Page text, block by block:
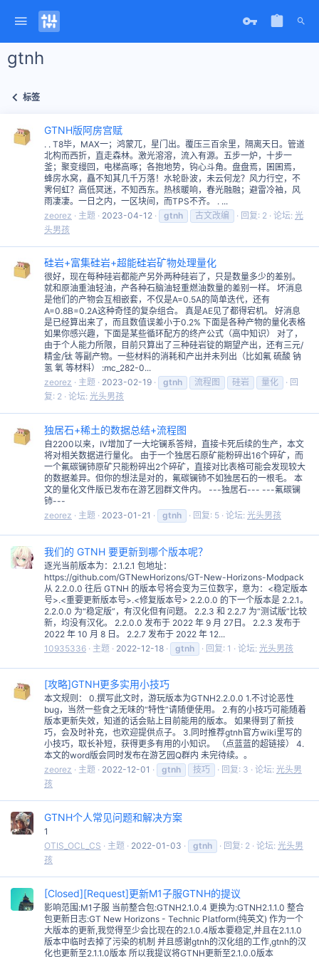
gtnh
标签
GTNH版阿房宫赋
. . T8毕，MAX一；鸿蒙兀，星门出。覆压三百余里，隔离天日。管道
北构而西折，直走森林。激光溶溶，流入有源。五步一炉，十步一
釜；聚变缦回，电梯高啄；各抱地势，钩心斗角。盘盘焉，囷囷焉，
蜂房水窝，矗不知其几千万落！水轮卧波，未云何龙？风力行空，不
霁何虹？高低冥迷，不知西东。热核暖响，春光融融；避雷冷袖，风
雨凄凄。一日之内，一区块间，而TPS不齐。 . ...
zeorez
主题 2023-04-12 gtnh 古文改编 回复: 2 论坛: 光
头男孩
硅岩+富集硅岩+超能硅岩矿物处理量化
很好，现在每种硅岩都能产另外两种硅岩了，只是数量多少的差别。
就和原油重油轻油，产各种石脑油轻重燃油数量的差别一样。 坏消息
是他们的产物会互相嵌套，不仅是A=0.5A的简单迭代，还有
A=0.8B=0.2A这种奇怪的复杂组合。 真是AE见了都得宕机。 好消息
是已经算出来了，而且数值误差小于0.2% 下面是各种产物的量化表格
如果你感兴趣，下面是某些循环配方的终产公式（高中知识） 对了，
由于个人能力所限，目前只算出了三种硅岩锭的期望产出，还有三元/
精金/钛 等副产物。一些材料的消耗和产出并未列出（比如氟 硫酸 钠
氢 氧 等材料） :mc_282-0...
zeorez
主题 2023-02-19 gtnh 流程图 硅岩 量化
回
复: 2 论坛: 光头男孩
独居石+稀土的数据总结+流程图
自2200以来，IV增加了一大坨镧系答辩，直接卡死后续的生产，本文
将对相关数据进行量化。 由于一个独居石原矿能粉碎出16个碎矿，而
一个氟碳镧铈原矿只能粉碎出2个碎矿，直接对比表格可能会发现较大
的数据差异。但你的想法是对的，氟碳镧铈不如独居石的一根毛。 本
文的量化文件版已发布在游艺园群文件内。 ---独居石--- ---氟碳镧
铈---
zeorez
主题 2023-01-21 gtnh 回复: 5 论坛: 光头男孩
我们的 GTNH 要更新到哪个版本呢？
逐光当前版本为：2.1.2.1 包地址：
https://github.com/GTNewHorizons/GT-New-Horizons-Modpack
从 2.2.0.0 往后 GTNH 的版本号将会变为三位数字，意为：<稳定版本
号>.<重要更新版本号>.<修复版本号> 2.2.0.0 的下一个版本是 2.2.1。
2.2.0.0 为“稳定版”，有汉化但有问题。 2.2.3 和 2.2.7 为“测试版”比较
新，均没有汉化。 2.2.0.0 发布于 2022 年 9 月 27日。 2.2.3 发布于
2022 年 10 月 8 日。 2.2.7 发布于 2022 年 12...
10935336
主题 2022-12-18 gtnh 回复: 1 论坛: 光头男孩
[攻略]GTNH更多实用小技巧
本文规则： 0.撰写此文时，游玩版本为GTNH2.2.0.0 1.不讨论恶性
bug，当然一些食之无味的“特性”请随便使用。 2.有的小技巧可能随着
版本更新失效，知道的话会贴上目前能用的版本。 如果得到了新技
巧，会及时补充，也欢迎提供点子。 3.同时推荐gtnh官方wiki里写的
小技巧，取长补短，获得更多有用的小知识。 （点蓝蓝的超链接） 4.
本文的word版会同时发布在游艺园Q群内 未完待续。。
zeorez
主题 2022-12-01 gtnh 技巧 回复: 3 论坛: 光头男
孩
GTNH个人常见问题和解决方案
1
OTIS_OCL_CS
主题 2022-01-03 gtnh 回复: 2 论坛: 光头男
孩
[Closed][Request]更新M1子服GTNH的提议
影响范围:M1子服 当前整合包:GTNH2.1.0.4 更换为:GTNH2.1.1.0 整合
包更新日志:GT New Horizons - Technic Platform(纯英文) 作为一个
大版本的更新,我觉得至少会比现在的2.1.0.4版本要稳定,并且在2.1.1.0
版本中临时去掉了污染的机制 并且感谢gtnh的汉化组的工作,gtnh的汉
化也更新至2.1.1.0版本 所以我提议将GTNH更新至2.1.0.0版本